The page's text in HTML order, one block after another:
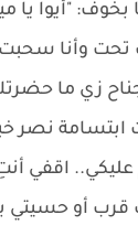
"أيوا يا
تحت وأنا
زي ما
نصر
عليكي.. اقفي
قرب أو حسيتي